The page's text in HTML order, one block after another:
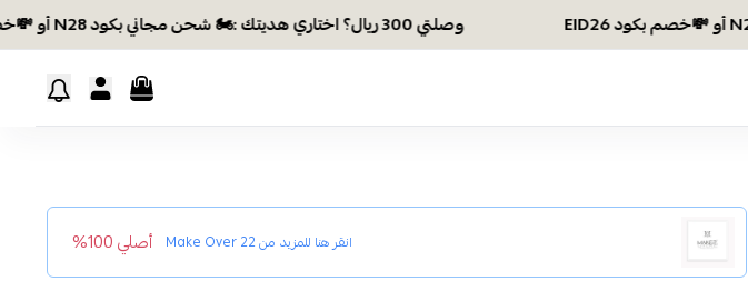
وصلتي 300 ريال؟ اختاري هديتك :🏍 شحن مجاني بكود N28 أو 💸خصم بكود EID26
انقر هنا للمزيد منMake Over 22 أصلي 100%